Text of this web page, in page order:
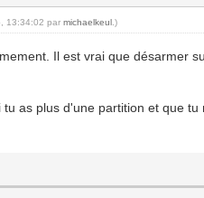
13:34:02 parmichaelkeul .)
Il est vrai que désarmer
as plus d'une partition et que